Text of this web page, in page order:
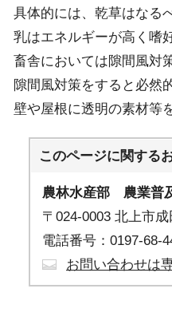
具体的には、乾草はなる
乳はエネルギーが高く嗜
畜舎においては隙間風対
隙間風対策をすると必然
壁や屋根に透明の素材等
このページに関する
農林水産部 農業普
〒024-0003 北上市
電話番号：0197-68-
お問い合わせは